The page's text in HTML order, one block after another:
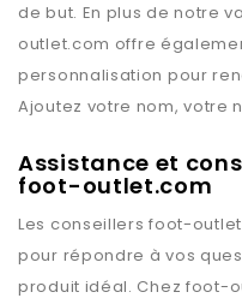
de but. En plus de notre
outlet.com offre
personnalisation pour
Ajoutez votre nom, votre
Assistance et
foot-outlet.com
Les conseillersfoot-
pour répondre à vos
produit idéal. Chez foot-